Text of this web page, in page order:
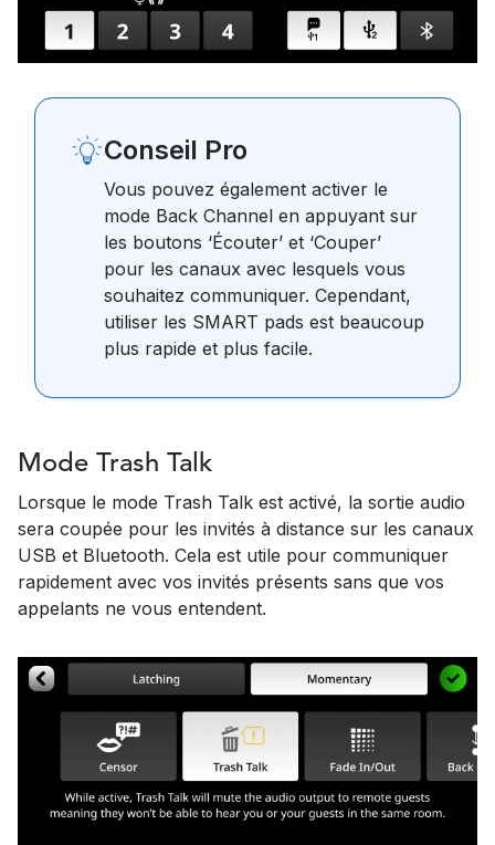
Conseil Pro
Vous pouvez également activer le
mode Back Channel en appuyant sur
les boutons ‘Écouter’ et ‘Couper’
pour les canaux avec lesquels vous
souhaitez communiquer. Cependant,
utiliser les SMART pads est beaucoup
plus rapide et plus facile.
Mode Trash Talk
Lorsque le mode Trash Talk est activé, la sortie audio
sera coupée pour les invités à distance sur les canaux
USB et Bluetooth. Cela est utile pour communiquer
rapidement avec vos invités présents sans que vos
appelants ne vous entendent.